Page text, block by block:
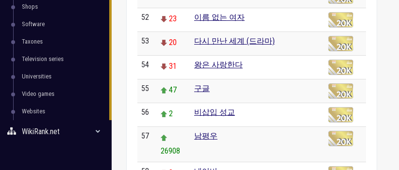
Shops
Software
Taxones
Television series
Universities
Video games
Websites
WikiRank.net
52 23 이름 없는 여자
53 20 다시 만난 세계 (드라마)
54 31 왕은 사랑한다
55 47 구글
56 2 비삽입 성교
57
26908
남평우